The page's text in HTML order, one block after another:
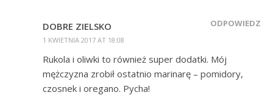
DOBRE ZIELSKO
1 KWIETNIA 2017 AT 18:08
ODPOWIEDZ
Rukola i oliwki to również super dodatki. Mój
mężczyzna zrobił ostatnio marinarę – pomidory,
czosnek i oregano. Pycha!